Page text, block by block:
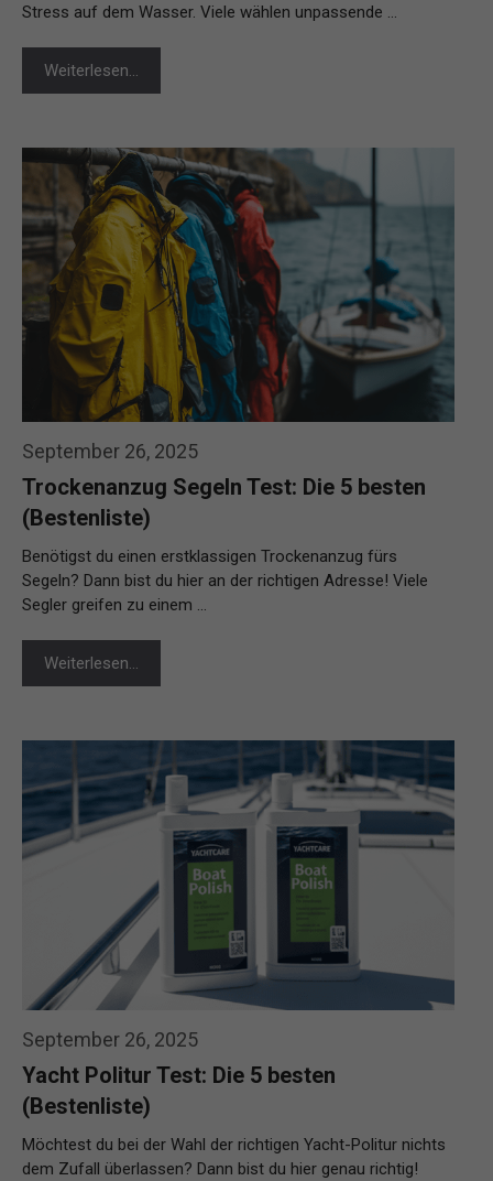
Stress auf dem Wasser. Viele wählen unpassende …
Weiterlesen…
September 26, 2025
Trockenanzug Segeln Test: Die 5 besten
(Bestenliste)
Benötigst du einen erstklassigen Trockenanzug fürs
Segeln? Dann bist du hier an der richtigen Adresse! Viele
Segler greifen zu einem …
Weiterlesen…
September 26, 2025
Yacht Politur Test: Die 5 besten
(Bestenliste)
Möchtest du bei der Wahl der richtigen Yacht-Politur nichts
dem Zufall überlassen? Dann bist du hier genau richtig!